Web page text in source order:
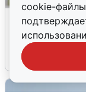
cookie-
6 августа